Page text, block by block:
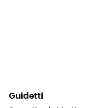
Guidetti